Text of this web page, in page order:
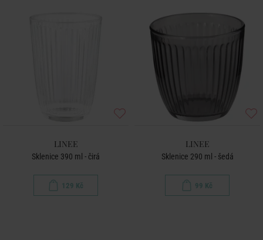
LINEE
Sklenice 390 ml - čirá
129 Kč
LINEE
Sklenice 290 ml - šedá
99 Kč